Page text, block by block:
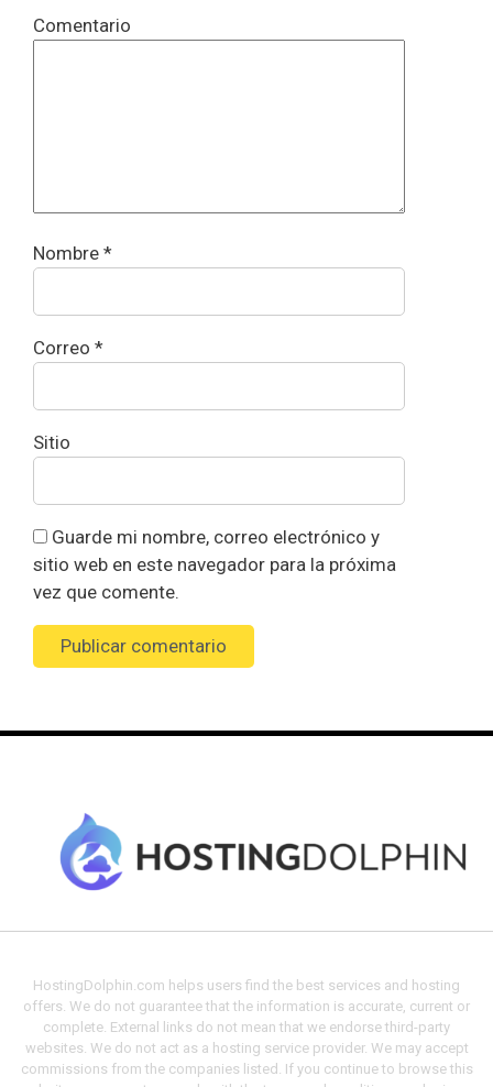
Comentario
Nombre *
Correo *
Sitio
Guarde mi nombre, correo electrónico y
sitio web en este navegador para la próxima
vez que comente.
HostingDolphin.com helps users find the best services and hosting
offers. We do not guarantee that the information is accurate, current or
complete. External links do not mean that we endorse third-party
websites. We do not act as a hosting service provider. We may accept
commissions from the companies listed. If you continue to browse this